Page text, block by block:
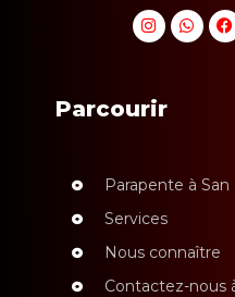
Parcourir
Parapente à San
Services
Nous connaître
Contactez-nous